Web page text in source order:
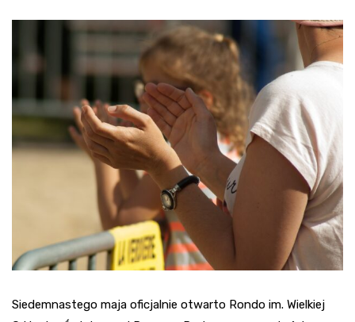
Siedemnastego maja oficjalnie otwarto Rondo im. Wielkiej